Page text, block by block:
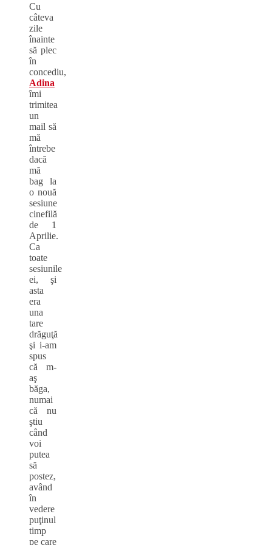
Cu
câteva
zile
înainte
să plec
în
concediu,
Adina
îmi
trimitea
un
mail să
mă
întrebe
dacă
mă
bag la
o nouă
sesiune
cinefilă
de 1
Aprilie.
Ca
toate
sesiunile
ei, şi
asta
era
una
tare
drăguţă
şi i-am
spus
că m-
aş
băga,
numai
că nu
ştiu
când
voi
putea
să
postez,
având
în
vedere
puţinul
timp
pe care